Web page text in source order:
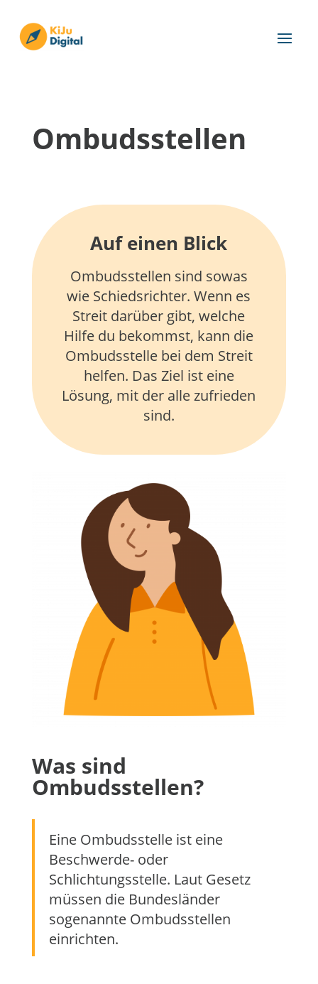
Ombudsstellen
Auf einen Blick
Ombudsstellen sind sowas
wie Schiedsrichter. Wenn es
Streit darüber gibt, welche
Hilfe du bekommst, kann die
Ombudsstelle bei dem Streit
helfen. Das Ziel ist eine
Lösung, mit der alle zufrieden
sind.
Was sind
Ombudsstellen?
Eine Ombudsstelle ist eine
Beschwerde- oder
Schlichtungsstelle. Laut Gesetz
müssen die Bundesländer
sogenannte Ombudsstellen
einrichten.